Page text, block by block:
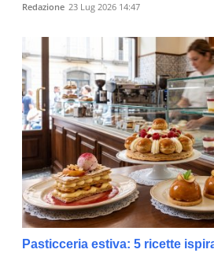
Redazione 23 Lug 2026 14:47
Pasticceria estiva: 5 ricette